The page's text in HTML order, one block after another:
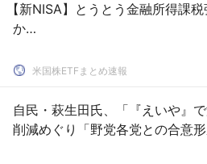
【新NISA】とうとう金融所得課
か…
米国株ETFまとめ速報
自民・萩生田氏、「『えいや』
削減めぐり「野党各党との合意形